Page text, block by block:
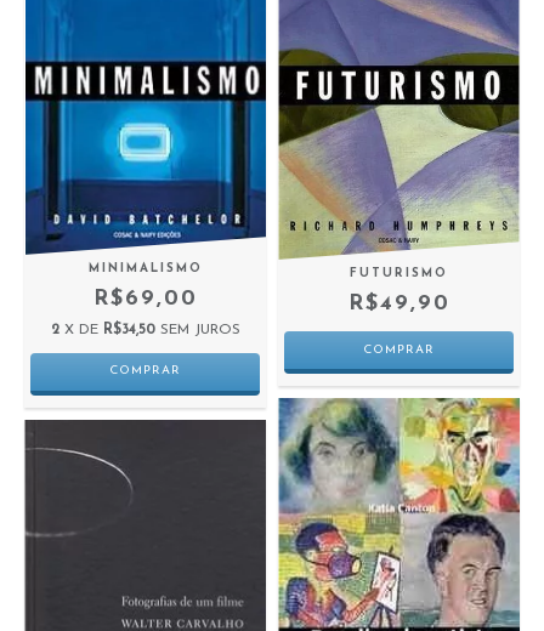
MINIMALISMO
R$69,00
2 X DE R$34,50 SEM JUROS
FUTURISMO
R$49,90